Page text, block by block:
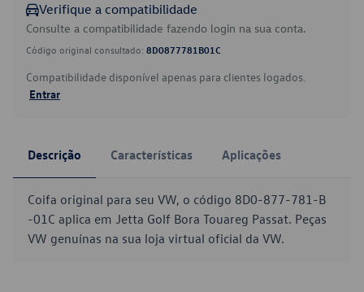
Verifique a compatibilidade
Consulte a compatibilidade fazendo login na sua conta.
Código original consultado: 8D0877781B01C
Compatibilidade disponível apenas para clientes logados.
Entrar
Descrição Características Aplicações
Coifa original para seu VW, o código 8D0-877-781-B
-01C aplica em Jetta Golf Bora Touareg Passat. Peças
VW genuínas na sua loja virtual oficial da VW.